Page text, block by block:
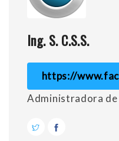
Ing. S. C.S.S.
https://
Administradora